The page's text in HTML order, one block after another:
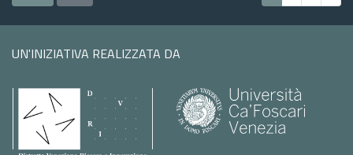
UN'INIZIATIVA REALIZZATA DA